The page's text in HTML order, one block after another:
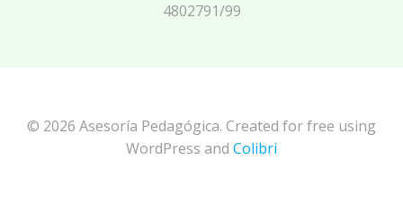
4802791/99
© 2026 Asesoría Pedagógica. Created for free using
WordPress and Colibri